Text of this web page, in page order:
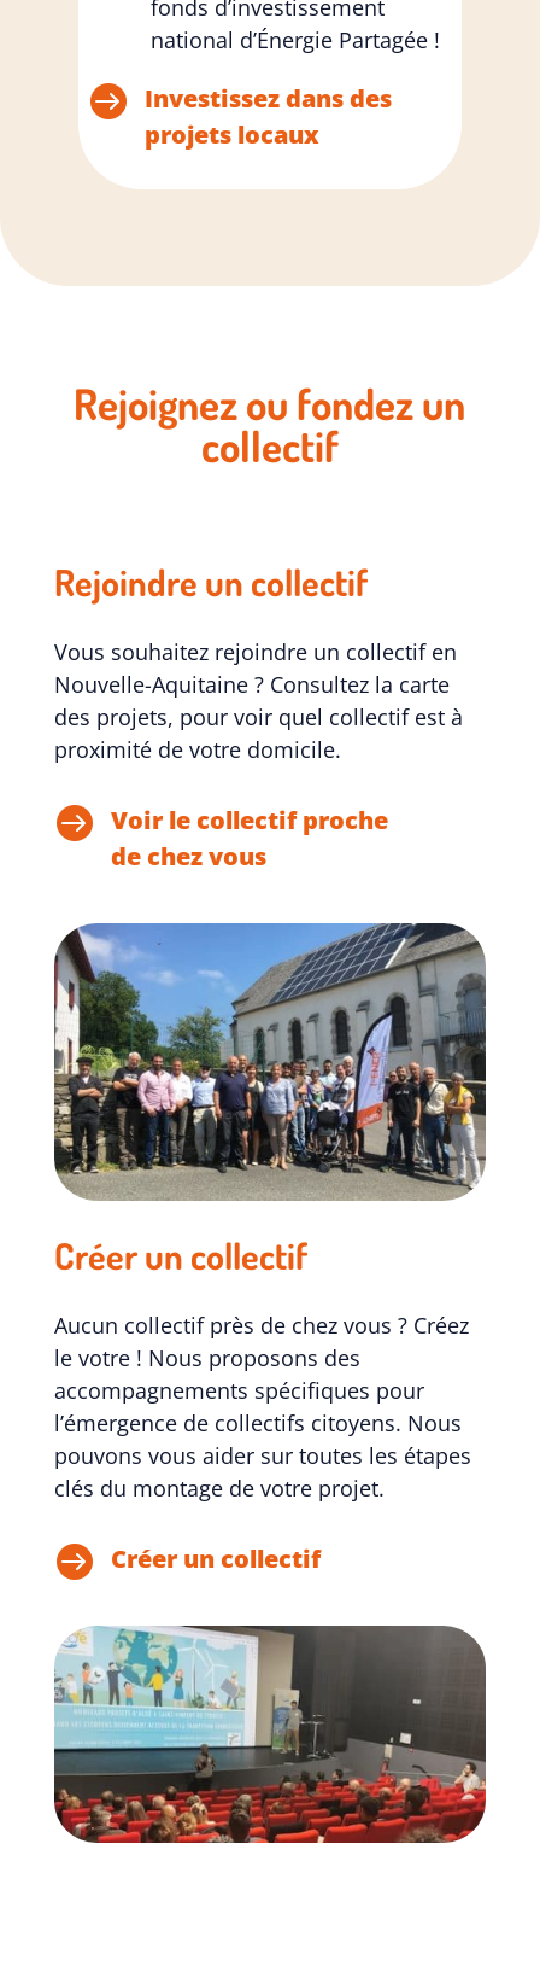
fonds d’investissement
national d’Énergie Partagée !
 Investissez dans des
projets locaux
Rejoignez ou fondez un
collectif
Rejoindre un collectif
Vous souhaitez rejoindre un collectif en
Nouvelle-Aquitaine ? Consultez la carte
des projets, pour voir quel collectif est à
proximité de votre domicile.
 Voir le collectif proche
de chez vous
Créer un collectif
Aucun collectif près de chez vous ? Créez
le votre ! Nous proposons des
accompagnements spécifiques pour
l’émergence de collectifs citoyens. Nous
pouvons vous aider sur toutes les étapes
clés du montage de votre projet.
 Créer un collectif